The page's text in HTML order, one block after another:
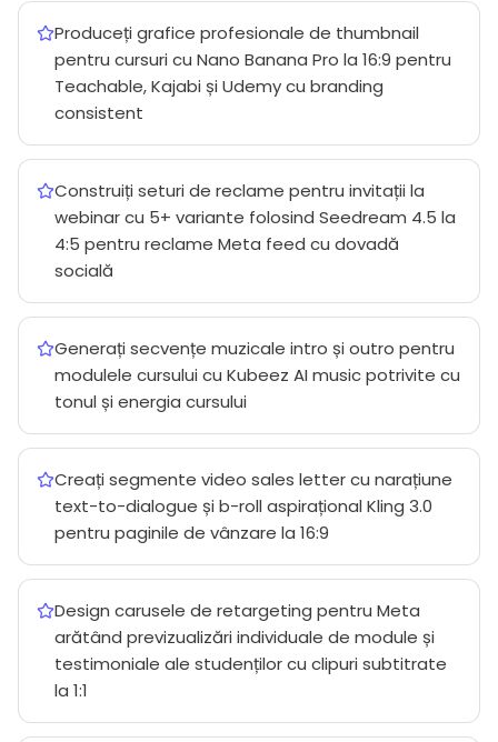
Produceți grafice profesionale de thumbnail
pentru cursuri cu Nano Banana Pro la 16:9 pentru
Teachable, Kajabi și Udemy cu branding
consistent
Construiți seturi de reclame pentru invitații la
webinar cu 5+ variante folosind Seedream 4.5 la
4:5 pentru reclame Meta feed cu dovadă
socială
Generați secvențe muzicale intro și outro pentru
modulele cursului cu Kubeez AI music potrivite cu
tonul și energia cursului
Creați segmente video sales letter cu narațiune
text-to-dialogue și b-roll aspirațional Kling 3.0
pentru paginile de vânzare la 16:9
Design carusele de retargeting pentru Meta
arătând previzualizări individuale de module și
testimoniale ale studenților cu clipuri subtitrate
la 1:1